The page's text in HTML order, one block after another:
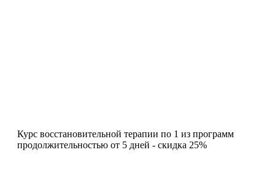
Курс восстановительной терапии по 1 из программ
продолжительностью от 5 дней - скидка 25%